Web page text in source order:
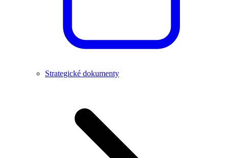
Strategické dokumenty